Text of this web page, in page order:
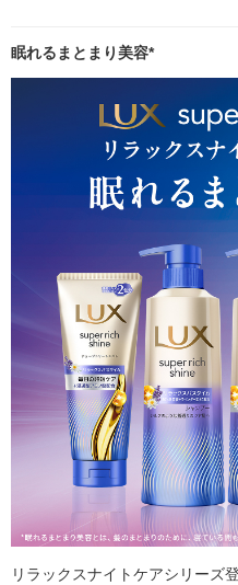
眠れるまとまり美容*
リラックスナイトケアシリーズ